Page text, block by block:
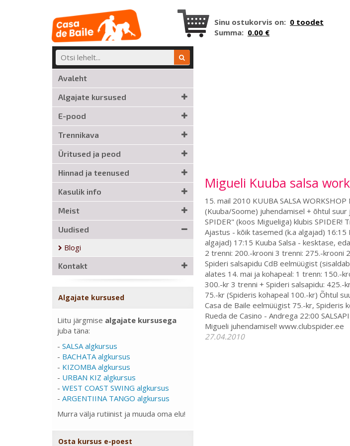
Sinu ostukorvis on: 0 toodet
Summa: 0.00 €
Avaleht
Algajate kursused
E-pood
Trennikava
Üritused ja peod
Hinnad ja teenused
Kasulik info
Meist
Uudised
Blogi
Kontakt
Algajate kursused
Liitu järgmise algajate kursusega
juba täna:
- SALSA algkursus
- BACHATA algkursus
- KIZOMBA algkursus
- URBAN KIZ algkursus
- WEST COAST SWING algkursus
- ARGENTIINA TANGO algkursus
Murra välja rutiinist ja muuda oma elu!
Osta kursus e-poest
Migueli Kuuba salsa
15. mail 2010 KUUBA SALSA WORKSHOP
(Kuuba/Soome) juhendamisel + õhtul suur
SPIDER" (koos Migueliga) klubis SPIDER!
Ajastus - kõik tasemed (k.a algajad) 16:15
algajad) 17:15 Kuuba Salsa - kesktase,
2 trenni: 200.-krooni 3 trenni: 275.-krooni
Spideri salsapidu CdB eelmüügist
alates 14. mai ja kohapeal: 1 trenn: 150.-
300.-kr 3 trenni + Spideri salsapidu: 425.-
75.-kr (Spideris kohapeal 100.-kr) Õhtul
Casa de Baile eelmüügist 75.-kr, Spideris
Rueda de Casino - Andrega 22:00
Migueli juhendamisel! www.clubspider.ee
27.04.2010